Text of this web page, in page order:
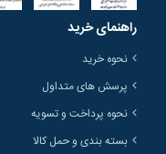
راهنمای خرید
نحوه خرید
پرسش های متداول
نحوه پرداخت و تسویه
بسته بندی و حمل کالا